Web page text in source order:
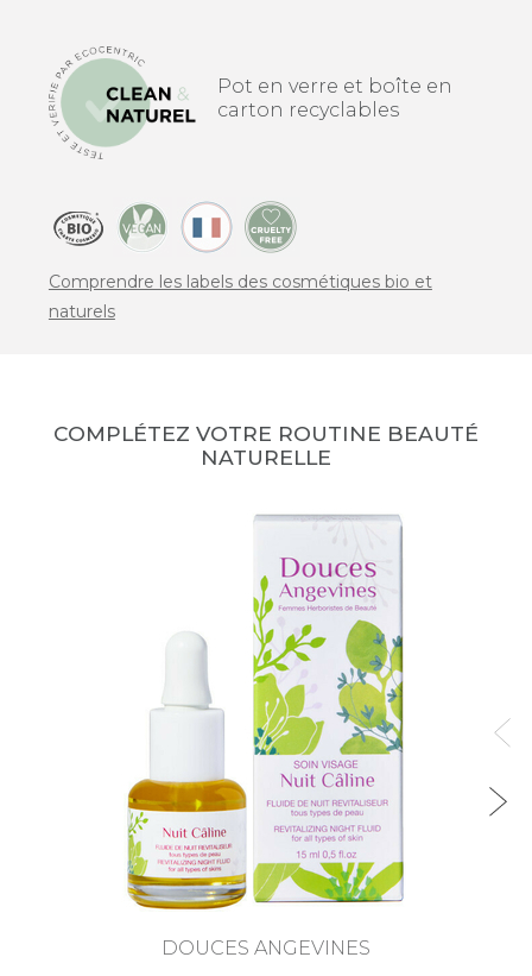
Pot en verre et boîte en
carton recyclables
Comprendre les labels des cosmétiques bio et
naturels
COMPLÉTEZ VOTRE ROUTINE BEAUTÉ
NATURELLE
DOUCES ANGEVINES